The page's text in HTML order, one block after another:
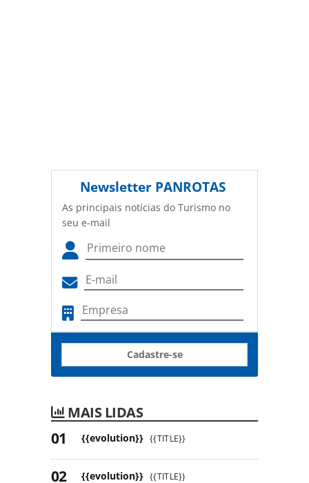
Newsletter PANROTAS
As principais notícias do Turismo no
seu e-mail
Cadastre-se
MAIS LIDAS
{{evolution}} {{TITLE}}
{{evolution}} {{TITLE}}